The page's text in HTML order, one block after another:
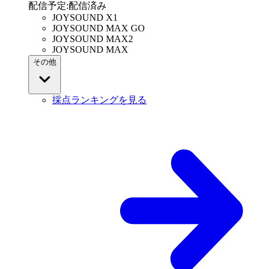
配信予定:配信済み
JOYSOUND X1
JOYSOUND MAX GO
JOYSOUND MAX2
JOYSOUND MAX
その他
採点ランキングを見る